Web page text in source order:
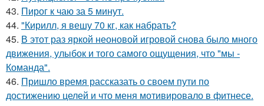
43. Пирог к чаю за 5 минут.
44. "Кирилл, я вешу 70 кг, как набрать?
45. В этот раз яркой неоновой игровой снова было много
движения, улыбок и того самого ощущения, что "мы -
Команда".
46. Пришло время рассказать о своем пути по
достижению целей и что меня мотивировало в фитнесе.